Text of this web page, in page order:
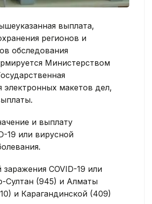
выплата,
регионов и
обследования
Министерством
макетов дел,
и выплату
19 или вирусной
COVID-19 или
Султан (945) и Алматы
и Карагандинской (409)